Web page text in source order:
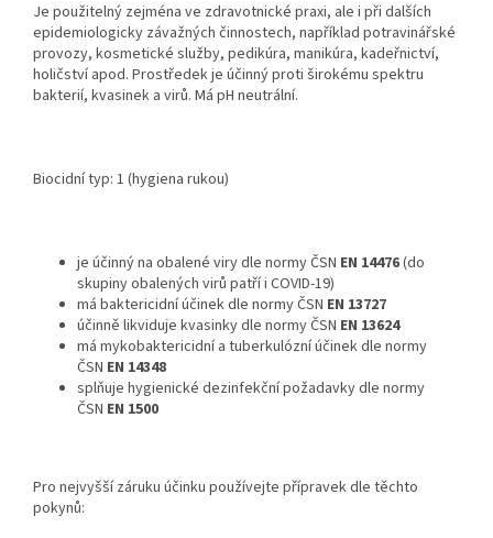
Je použitelný zejména ve zdravotnické praxi, ale i při dalších
epidemiologicky závažných činnostech, například potravinářské
provozy, kosmetické služby, pedikúra, manikúra, kadeřnictví,
holičství apod. Prostředek je účinný proti širokému spektru
bakterií, kvasinek a virů. Má pH neutrální.
Biocidní typ: 1 (hygiena rukou)
je účinný na obalené viry dle normy ČSN EN 14476(do
skupiny obalených virů patří i COVID-19)
má baktericidní účinek dle normy ČSN EN 13727
účinně likviduje kvasinky dle normy ČSN EN 13624
má mykobaktericidní a tuberkulózní účinek dle normy
ČSN EN 14348
splňuje hygienické dezinfekční požadavky dle normy
ČSN EN 1500
Pro nejvyšší záruku účinku používejte přípravek dle těchto
pokynů: